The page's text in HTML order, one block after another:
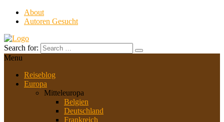
About
Autoren Gesucht
Search for:
Menu
Reiseblog
Europa
Mitteleuropa
Belgien
Deutschland
Frankreich